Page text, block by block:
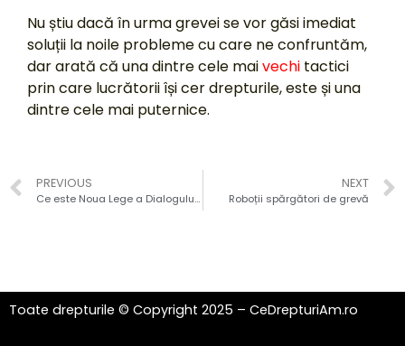
Nu știu dacă în urma grevei se vor găsi imediat
soluții la noile probleme cu care ne confruntăm,
dar arată că una dintre cele maivechi tactici
prin care lucrătorii își cer drepturile, este și una
dintre cele mai puternice.
PREVIOUS
Ce este Noua Lege a Dialogului Social și de ce e un mic pas înainte?
NEXT
Roboții spărgători de grevă
Toate drepturile © Copyright 2025 – CeDrepturiAm.ro